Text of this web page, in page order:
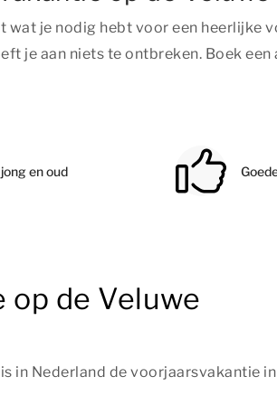
je nodig hebt voor een heerlijke
je aan niets te ontbreken. Boek
en oud
de Veluwe
in Nederland de voorjaarsvakantie